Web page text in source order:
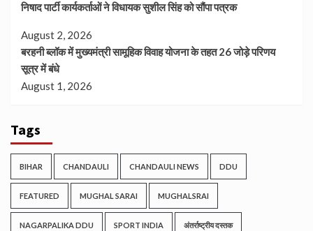
निषाद पार्टी कार्यकर्ताओं ने विधायक सुशील सिंह को सौंपा पत्रक
August 2, 2026
बरहनी ब्लॉक में मुख्यमंत्री सामूहिक विवाह योजना के तहत 26 जोड़े परिणय
सूत्र में बंधे
August 1, 2026
Tags
BIHAR CHANDAULI CHANDAULI NEWS DDU
FEATURED MUGHAL SARAI MUGHALSRAI
NAGARPALIKA DDU SPORT INDIA अंतर्राष्ट्रीय दस्तक